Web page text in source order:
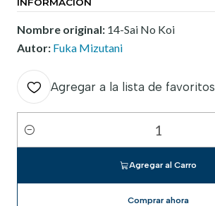
INFORMACIÓN
Nombre original: 14-Sai No Koi
Autor: Fuka Mizutani
Agregar a la lista de favoritos
Cantidad
Agregar al Carro
Comprar ahora